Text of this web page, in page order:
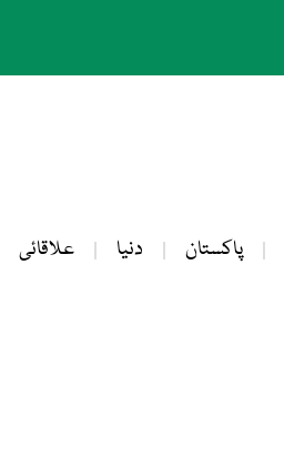
پاکستان دنیا علاقائی